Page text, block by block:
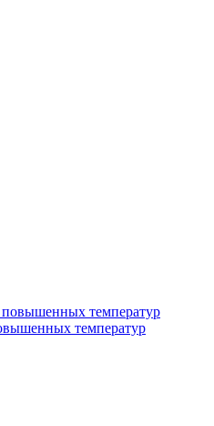
температур